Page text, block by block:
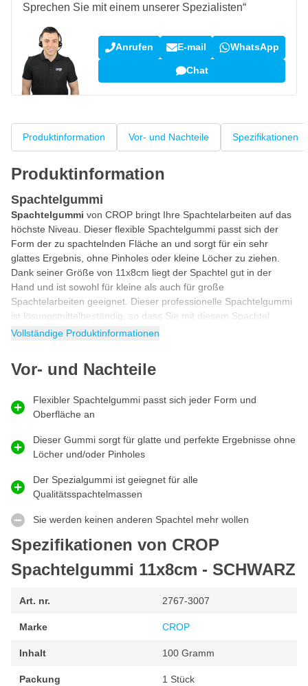
Sprechen Sie mit einem unserer Spezialisten“
Anrufen E-mail WhatsApp
Chat
Produktinformation Vor- und Nachteile Spezifikationen
Produktinformation
Spachtelgummi
Spachtelgummi von CROP bringt Ihre Spachtelarbeiten auf das
höchste Niveau. Dieser flexible Spachtelgummi passt sich der
Form der zu spachtelnden Fläche an und sorgt für ein sehr
glattes Ergebnis, ohne Pinholes oder kleine Löcher zu ziehen.
Dank seiner Größe von 11x8cm liegt der Spachtel gut in der
Hand und ist sowohl für kleine als auch für große
Spachtelarbeiten geeignet. Dieser professionelle Spachtelgummi
ist lösungsmittelbeständig, so dass Sie mit diesem Spachtel
sowohl 1K- als auch 2K-Spachtel verarbeiten können.
Dieser Spachtel wird alsflexibler
Gummi ist flexibel, so dass die Spachtelmasse glatt und
gleichmäßig aufgetragen werden kann. Dank seiner Flexibilität
eignet sich dieser Gummispachtel sowohl für flache als auch für
gewölbte Flächen und Teile mit Unebenheiten.
Produkteigenschaften CROP Spachtelgummi
Lösemittelbeständig und für jede Spachtelmasse geeignet
Schwarze Farbe für ein professionelles Aussehen
Vollständige Produktinformationen
Vor- und Nachteile
Flexibler Spachtelgummi passt sich jeder Form und
Oberfläche an
Dieser Gummi sorgt für glatte und perfekte Ergebnisse ohne
Löcher und/oder Pinholes
Der Spezialgummi ist geiegnet für alle
Qualitätsspachtelmassen
Sie werden keinen anderen Spachtel mehr wollen
Spezifikationen von CROP
Spachtelgummi 11x8cm - SCHWARZ
Art. nr. 2767-3007
Marke CROP
Inhalt 100 Gramm
Packung 1 Stück